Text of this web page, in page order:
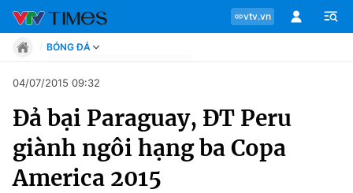
vtv.vn
Chuyên mục
Tin tức
BÓNG ĐÁ
Move
Phong cách
Chân dung
Sự kiện
Bóng đá
04/07/2015 09:32
Đả bại Paraguay, ĐT Peru
giành ngôi hạng ba Copa
America 2015